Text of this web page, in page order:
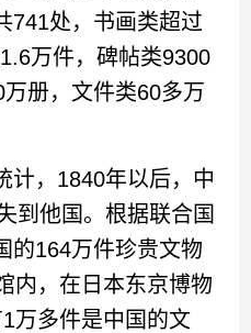
741处，书画类超过
万件，碑帖类9300
册，文件类60多万
，1840年以后，中
到他国。根据联合国
的164万件珍贵文物
内，在日本东京博物
万多件是中国的文